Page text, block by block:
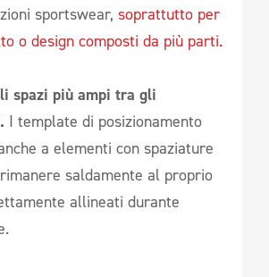
sportswear, soprattutto per
o design composti da più parti.
spazi più ampi tra gli
I template di posizionamento
a elementi con spaziature
saldamente al proprio
allineati durante